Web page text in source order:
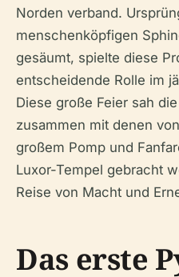
Norden verband.
menschenköpfigen
gesäumt, spielte diese
entscheidende Rolle im
Diese große Feier sah
zusammen mit denen
großem Pomp und
Luxor-Tempel gebracht
Reise von Macht und
Das erste